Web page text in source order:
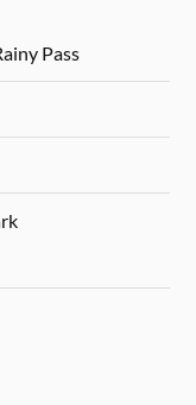
Pass